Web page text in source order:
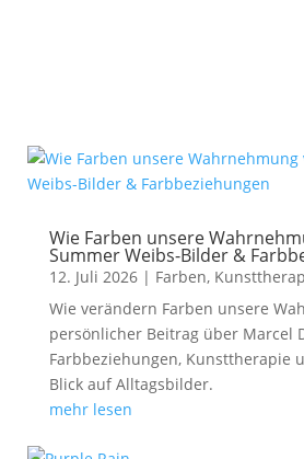
Wie Farben unsere
Summer Weibs-Bilder &
12. Juli 2026| Farben,
Wie verändern Farben unsere
persönlicher Beitrag über Marcel
Farbbeziehungen, Kunsttherapie
Blick auf Alltagsbilder.
mehr lesen